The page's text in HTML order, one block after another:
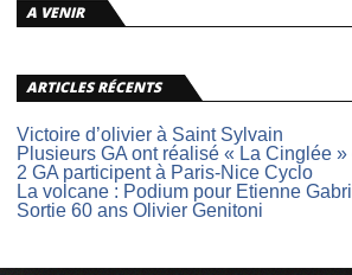
A VENIR
ARTICLES RÉCENTS
Victoire d’olivier à Saint Sylvain
Plusieurs GA ont réalisé « La Cinglée
2 GA participent à Paris-Nice Cyclo
La volcane : Podium pour Etienne
Sortie 60 ans Olivier Genitoni